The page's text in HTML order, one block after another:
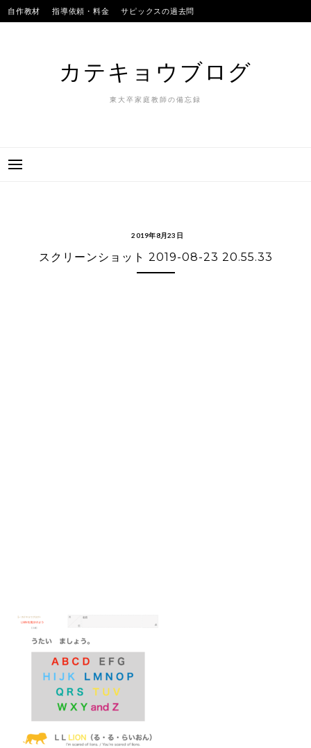
Skip
to
自作教材 指導依頼・料金 サピックスの過去問
カテキョウブログ
東大卒家庭教師の備忘録
2019年8月23日
スクリーンショット 2019-08-23 20.55.33